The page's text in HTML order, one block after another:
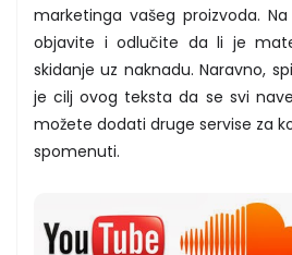
marketinga vašeg proizvoda.
objavite i odlučite da li je
skidanje uz naknadu. Naravno,
je cilj ovog teksta da se svi
možete dodati druge servise za
spomenuti.